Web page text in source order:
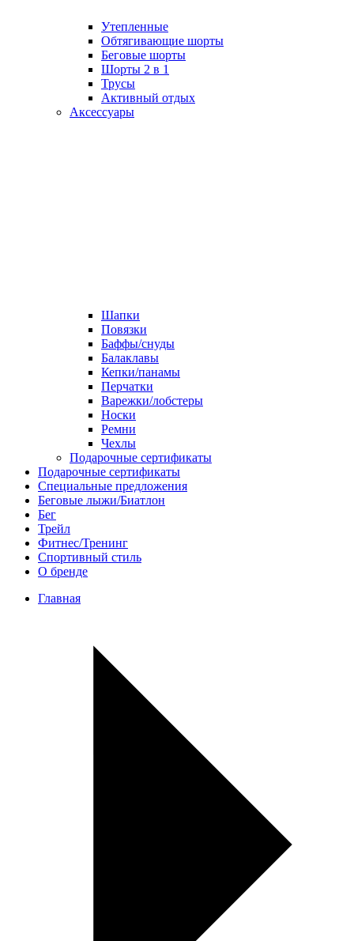
Утепленные
Обтягивающие шорты
Беговые шорты
Шорты 2 в 1
Трусы
Активный отдых
Аксессуары
Шапки
Повязки
Баффы/снуды
Балаклавы
Кепки/панамы
Перчатки
Варежки/лобстеры
Носки
Ремни
Чехлы
Подарочные сертификаты
Подарочные сертификаты
Специальные предложения
Беговые лыжи/Биатлон
Бег
Трейл
Фитнес/Тренинг
Спортивный стиль
О бренде
Главная